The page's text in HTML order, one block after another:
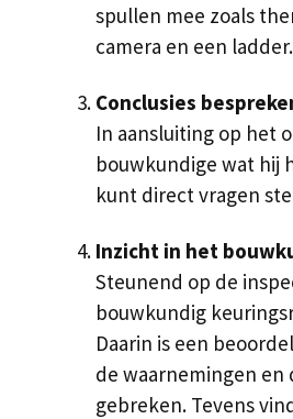
spullen mee zoals
camera en een ladder.
Conclusies
In aansluiting op het
bouwkundige wat hij
kunt direct vragen
Inzicht in het
Steunend op de
bouwkundig
Daarin is een
de waarnemingen en
gebreken. Tevens